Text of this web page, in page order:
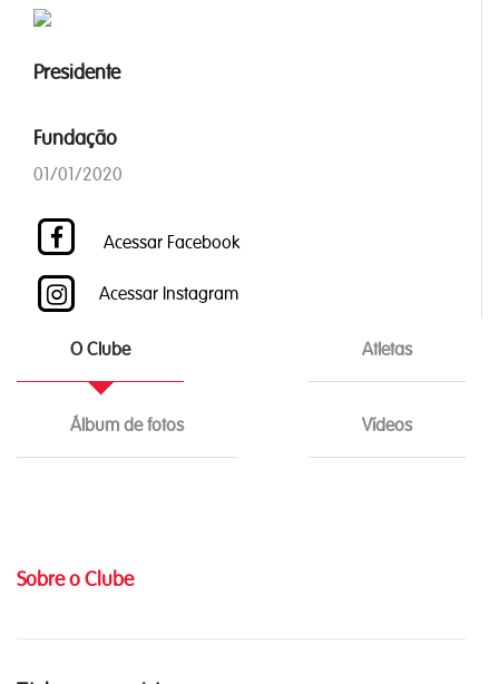
Presidente
Fundação
01/01/2020
Acessar Facebook
Acessar Instagram
O Clube Atletas
Álbum de fotos Vídeos
Sobre o Clube